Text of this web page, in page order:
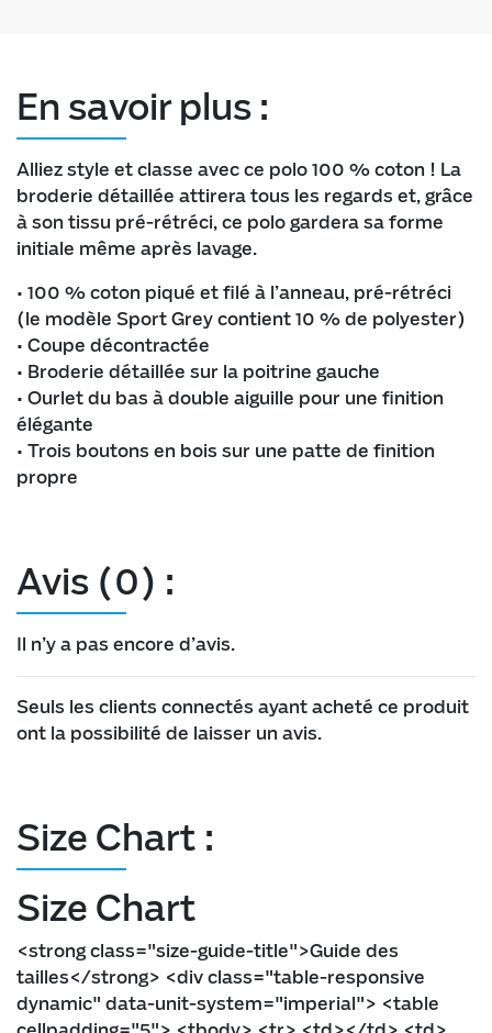
En savoir plus :
Alliez style et classe avec ce polo 100 % coton ! La
broderie détaillée attirera tous les regards et, grâce
à son tissu pré-rétréci, ce polo gardera sa forme
initiale même après lavage.
• 100 % coton piqué et filé à l’anneau, pré-rétréci
(le modèle Sport Grey contient 10 % de polyester)
• Coupe décontractée
• Broderie détaillée sur la poitrine gauche
• Ourlet du bas à double aiguille pour une finition
élégante
• Trois boutons en bois sur une patte de finition
propre
Avis (0) :
Il n’y a pas encore d’avis.
Seuls les clients connectés ayant acheté ce produit
ont la possibilité de laisser un avis.
Size Chart :
Size Chart
<strong class="size-guide-title">Guide des
tailles</strong> <div class="table-responsive
dynamic" data-unit-system="imperial"> <table